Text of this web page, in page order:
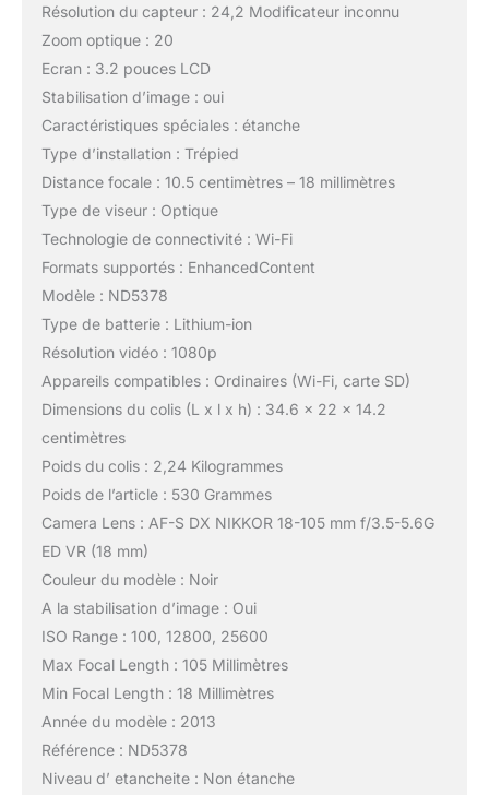
Résolution du capteur : 24,2 Modificateur inconnu
Zoom optique : 20
Ecran : 3.2 pouces LCD
Stabilisation d’image : oui
Caractéristiques spéciales : étanche
Type d’installation : Trépied
Distance focale : 10.5 centimètres – 18 millimètres
Type de viseur : Optique
Technologie de connectivité : Wi-Fi
Formats supportés : EnhancedContent
Modèle : ND5378
Type de batterie : Lithium-ion
Résolution vidéo : 1080p
Appareils compatibles : Ordinaires (Wi-Fi, carte SD)
Dimensions du colis (L x l x h) : 34.6 x 22 x 14.2
centimètres
Poids du colis : 2,24 Kilogrammes
Poids de l’article : 530 Grammes
Camera Lens : AF-S DX NIKKOR 18-105 mm f/3.5-5.6G
ED VR (18 mm)
Couleur du modèle : Noir
A la stabilisation d’image : Oui
ISO Range : 100, 12800, 25600
Max Focal Length : 105 Millimètres
Min Focal Length : 18 Millimètres
Année du modèle : 2013
Référence : ND5378
Niveau d’ etancheite : Non étanche